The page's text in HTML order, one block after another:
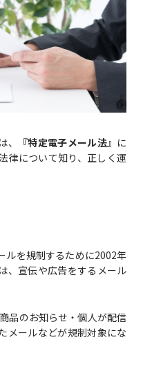
『特定電子メール法』に
律について知り、正しく運
ルを規制するために2002年
、宣伝や広告をするメール
品のお知らせ・個人が配信
メールなどが規制対象にな